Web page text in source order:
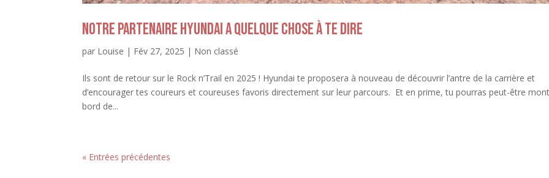
Notre partenaire Hyundai a quelque chose à te dire
par Louise | Fév 27, 2025 | Non classé
Ils sont de retour sur le Rock n’Trail en 2025 ! Hyundai te proposera à nouveau de découvrir l’antre de la carrière et
d’encourager tes coureurs et coureuses favoris directement sur leur parcours. Et en prime, tu pourras peut-être
bord de...
« Entrées précédentes